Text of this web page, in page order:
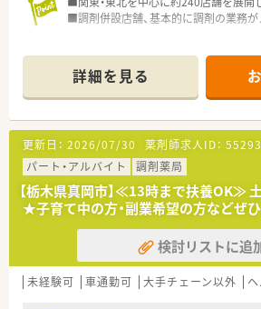
■調剤併設店舗、基本的に調剤の業務が
詳細を見る
更新日： 2026/07/30 薬剤師求人ID：
パート・アルバイト
調剤薬局
【栃木県真岡市】≪13時まで扶養OK≫
★子育て中の方・副業希望の方などぜ
検討リストに追
未経験可 車通勤可 大手チェーン以外